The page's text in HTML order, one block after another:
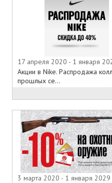
17 апреля 2020 - 1 января
Акции в Nike. Распродажа
прошлых се...
3 марта 2020 - 1 января 2029